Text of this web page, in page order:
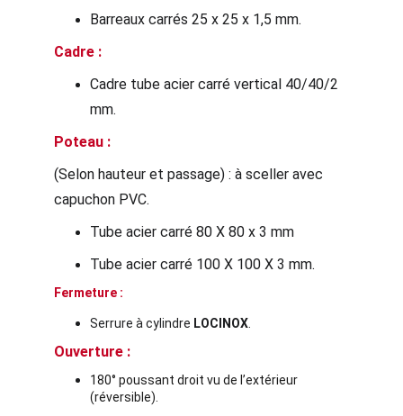
Barreaux carrés 25 x 25 x 1,5 mm.
Cadre :
Cadre tube acier carré vertical 40/40/2
mm.
Poteau :
(Selon hauteur et passage) : à sceller avec
capuchon PVC.
Tube acier carré 80 X 80 x 3 mm
Tube acier carré 100 X 100 X 3 mm.
Fermeture :
Serrure à cylindre LOCINOX
Ouverture :
180° poussant droit vu de l’extérieur
(réversible).